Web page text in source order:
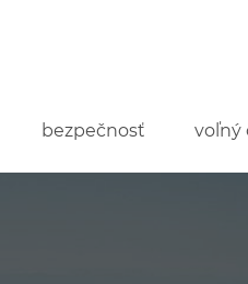
bezpečnosť voľný